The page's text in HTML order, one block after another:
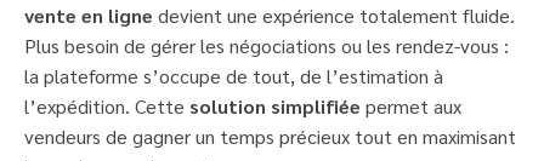
vente en ligne devient une expérience totalement fluide.
Plus besoin de gérer les négociations ou les rendez-vous :
la plateforme s’occupe de tout, de l’estimation à
l’expédition. Cette solution simplifiée permet aux
vendeurs de gagner un temps précieux tout en maximisant